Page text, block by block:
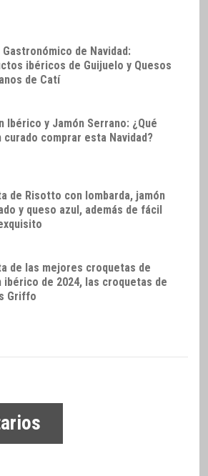
Gastronómico de Navidad:
ibéricos de Guijuelo y Quesos
de Catí
Ibérico y Jamón Serrano: ¿Qué
curado comprar esta Navidad?
de Risotto con lombarda, jamón
y queso azul, además de fácil
de las mejores croquetas de
ibérico de 2024, las croquetas de
Griffo